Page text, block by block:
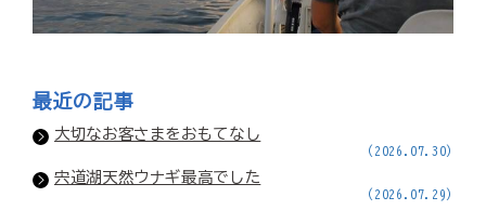
最近の記事
大切なお客さまをおもてなし
(2026.07.30)
宍道湖天然ウナギ最高でした
(2026.07.29)